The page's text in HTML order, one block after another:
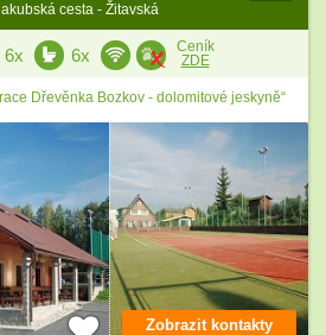
cesta - Žitavská
6x 6x
Ceník
ZDE
Dřevěnka Bozkov - dolomitové jeskyně“
Zobrazit kontakty